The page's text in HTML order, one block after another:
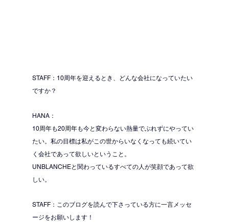
STAFF：10周年を迎えるとき、どんな会社になっていたい
ですか？
HANA：
10周年も20周年も今と変わらない熱量でぶれずにやってい
たい。私の目標は私がこの世からいなくなっても続いてい
く会社であって欲しいということ。
UNBLANCHEと関わっているすべての人が笑顔であって欲
しい。
STAFF：このブログを読んで下さっている方に一言メッセ
ージをお願いします！